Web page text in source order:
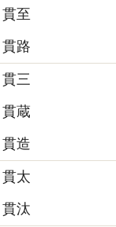
貫至
貫路
貫三
貫蔵
貫造
貫太
貫汰